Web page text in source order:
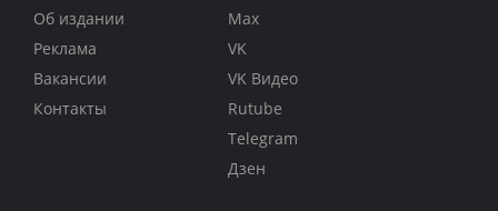
Об издании
Реклама
Вакансии
Контакты
Max
VK
VK Видео
Rutube
Telegram
Дзен